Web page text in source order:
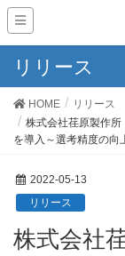
リリース
HOME
リリース
株式会社荏原製作
を導入～選考精度の向
2022-05-13
リリース
株式会社荏原製作所 23卒新卒採用